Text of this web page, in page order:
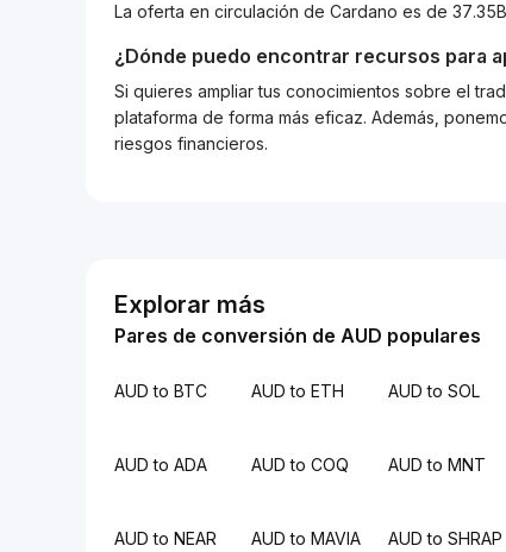
La oferta en circulación de Cardano es de
¿Dónde puedo encontrar recursos para
Si quieres ampliar tus conocimientos sobre el
plataforma de forma más eficaz. Además,
riesgos financieros.
Explorar más
Pares de conversión de AUD populares
AUD to BTC AUD to ETH AUD to SOL
AUD to ADA AUD to COQ AUD to MNT
AUD to NEAR AUD to MAVIA AUD to SHRAP